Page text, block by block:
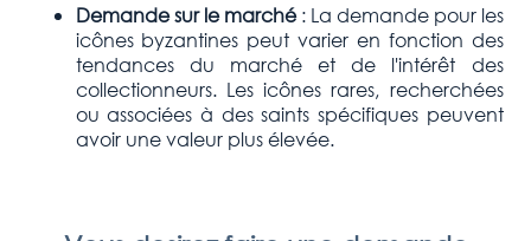
Demande sur le marché: La demande pour les
icônes byzantines peut varier en fonction des
tendances du marché et de l'intérêt des
collectionneurs. Les icônes rares, recherchées
ou associées à des saints spécifiques peuvent
avoir une valeur plus élevée.